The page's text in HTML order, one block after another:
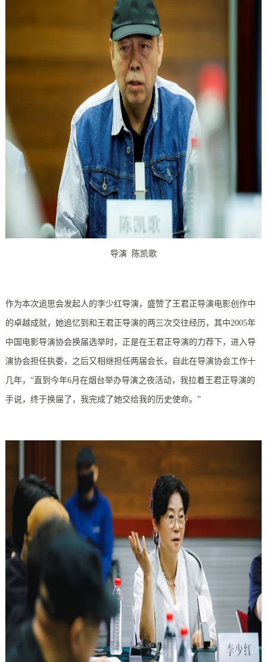
导演 陈凯歌
作为本次追思会发起人的李少红导演，盛赞了王君正导演电影创作中
的卓越成就，她追忆到和王君正导演的两三次交往经历，其中2005年
中国电影导演协会换届选举时，正是在王君正导演的力荐下，进入导
演协会担任执委，之后又相继担任两届会长，自此在导演协会工作十
几年，“直到今年6月在烟台举办导演之夜活动，我拉着王君正导演的
手说，终于换届了，我完成了她交给我的历史使命。”